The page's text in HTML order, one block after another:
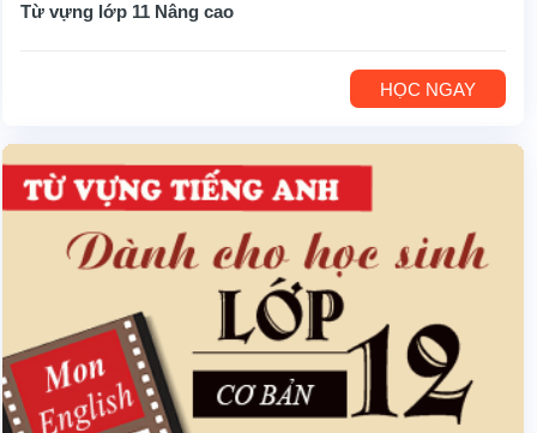
Từ vựng lớp 11 Nâng cao
HỌC NGAY